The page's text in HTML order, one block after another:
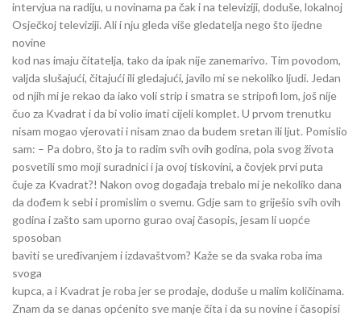
intervjua na radiju, u novinama pa čak i na televiziji, doduše, lokalnoj
Osječkoj televiziji. Ali i nju gleda više gledatelja nego što ijedne
novine
kod nas imaju čitatelja, tako da ipak nije zanemarivo. Tim povodom,
valjda slušajući, čitajući ili gledajući, javilo mi se nekoliko ljudi. Jedan
od njih mi je rekao da iako voli strip i smatra se stripofi lom, još nije
čuo za Kvadrat i da bi volio imati cijeli komplet. U prvom trenutku
nisam mogao vjerovati i nisam znao da budem sretan ili ljut. Pomislio
sam: – Pa dobro, što ja to radim svih ovih godina, pola svog života
posvetili smo moji suradnici i ja ovoj tiskovini, a čovjek prvi puta
čuje za Kvadrat?! Nakon ovog događaja trebalo mi je nekoliko dana
da dođem k sebi i promislim o svemu. Gdje sam to griješio svih ovih
godina i zašto sam uporno gurao ovaj časopis, jesam li uopće
sposoban
baviti se uređivanjem i izdavaštvom? Kaže se da svaka roba ima
svoga
kupca, a i Kvadrat je roba jer se prodaje, doduše u malim količinama.
Znam da se danas općenito sve manje čita i da su novine i časopisi